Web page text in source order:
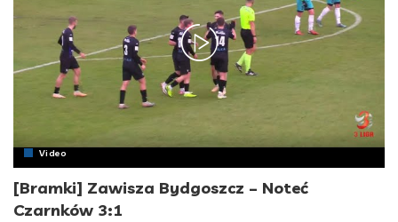
Video
[Bramki] Zawisza Bydgoszcz – Noteć
Czarnków 3:1